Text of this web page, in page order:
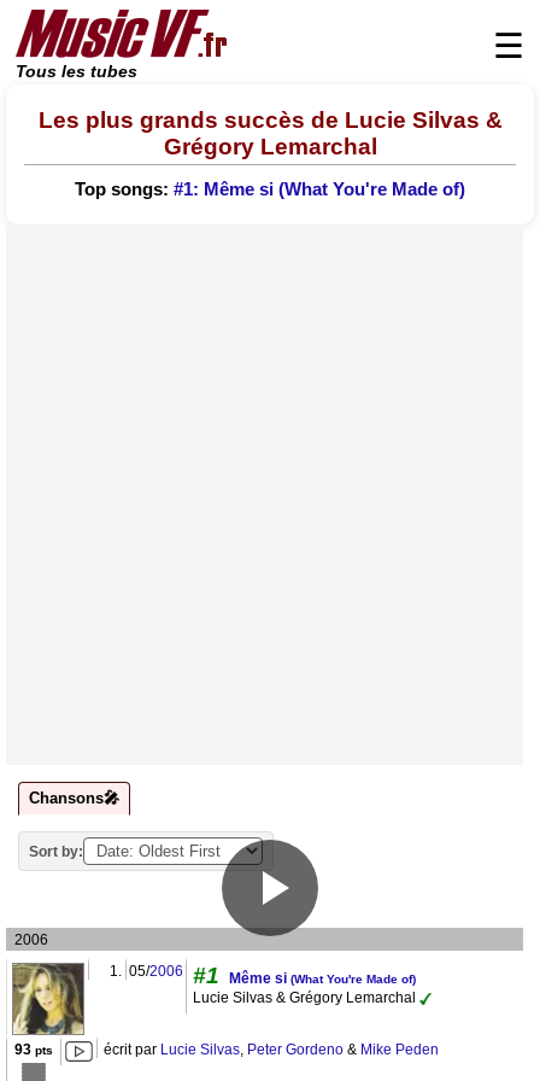
Tous les tubes
☰
Les plus grands succès de Lucie Silvas &
Grégory Lemarchal
Top songs: #1: Même si (What You're Made of)
Chansons🎤
Sort by:
2006
1. 05/2006 #1 Même si (What You're Made of)
Lucie Silvas & Grégory Lemarchal
93 pts écrit par Lucie Silvas, Peter Gordeno & Mike Peden